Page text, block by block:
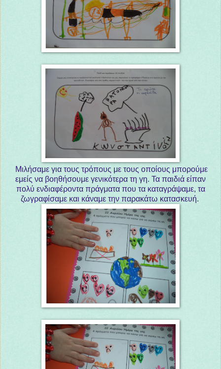
Μιλήσαμε για τους τρόπους με τους οποίους μπορούμε
εμείς να βοηθήσουμε γενικότερα τη γη. Τα παιδιά είπαν
πολύ ενδιαφέροντα πράγματα που τα καταγράψαμε, τα
ζωγραφίσαμε και κάναμε την παρακάτω κατασκευή.